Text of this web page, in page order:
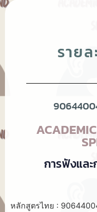
ราย
การฟังและ
หลักสูตรไทย :